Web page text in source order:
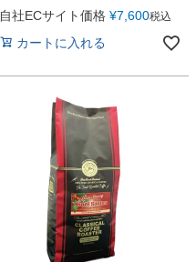
自社ECサイト価格 ¥7,600税込
カートに入れる